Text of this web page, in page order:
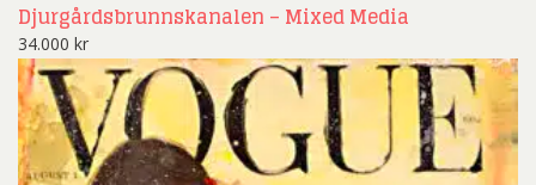
Djurgårdsbrunnskanalen – Mixed Media
34.000 kr